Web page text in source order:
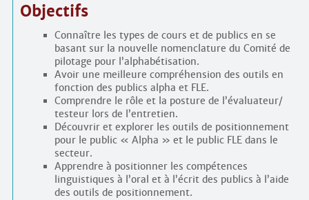
Objectifs
Connaître les types de cours et de publics en se
basant sur la nouvelle nomenclature du Comité de
pilotage pour l’alphabétisation.
Avoir une meilleure compréhension des outils en
fonction des publics alpha et FLE.
Comprendre le rôle et la posture de l’évaluateur/
testeur lors de l’entretien.
Découvrir et explorer les outils de positionnement
pour le public « Alpha » et le public FLE dans le
secteur.
Apprendre à positionner les compétences
linguistiques à l’oral et à l’écrit des publics à l’aide
des outils de positionnement.